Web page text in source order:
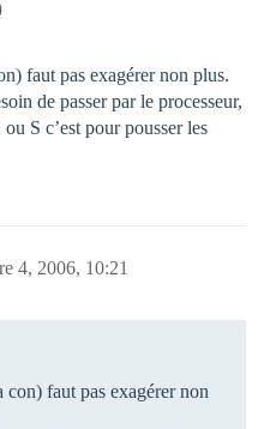
faut pas exagérer non plus.
de passer par le processeur,
S c’est pour pousser les
4, 2006, 10:21
faut pas exagérer non